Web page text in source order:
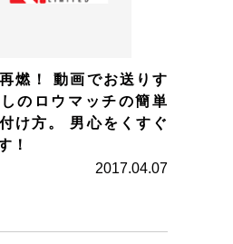
燃！ 動画でお送りす
のロウマッチの簡単
け方。 男心をくすぐ
！
2017.04.07